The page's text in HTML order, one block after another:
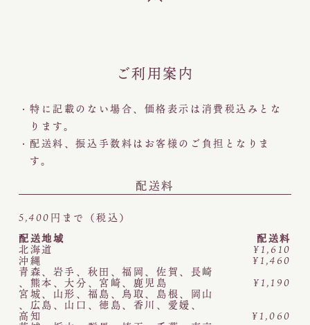
ご利用案内
特に記載のない場合、価格表示は消費税込みとな
ります。
配送料、振込手数料はお客様のご負担となりま
す。
配送料
5,400円まで（税込）
配送地域
配送料
北海道 ¥1,610
沖縄 ¥1,460
青森、 岩手 、 秋田 、福岡、 佐賀、 長崎
、 熊本、 大分、 宮崎、 鹿児島 ¥1,190
宮城、 山形、 福島、 鳥取、 島根、 岡山
、 広島、 山口 、徳島、 香川 、 愛媛、
高知 ¥1,060